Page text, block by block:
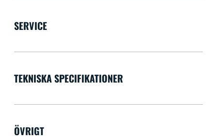
SERVICE
TEKNISKA SPECIFIKATIONER
ÖVRIGT